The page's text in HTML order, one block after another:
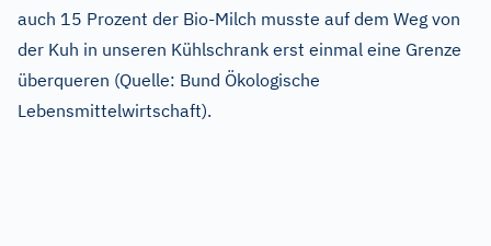
auch 15 Prozent der Bio-Milch musste auf dem Weg von
der Kuh in unseren Kühlschrank erst einmal eine Grenze
überqueren (Quelle: Bund Ökologische
Lebensmittelwirtschaft).